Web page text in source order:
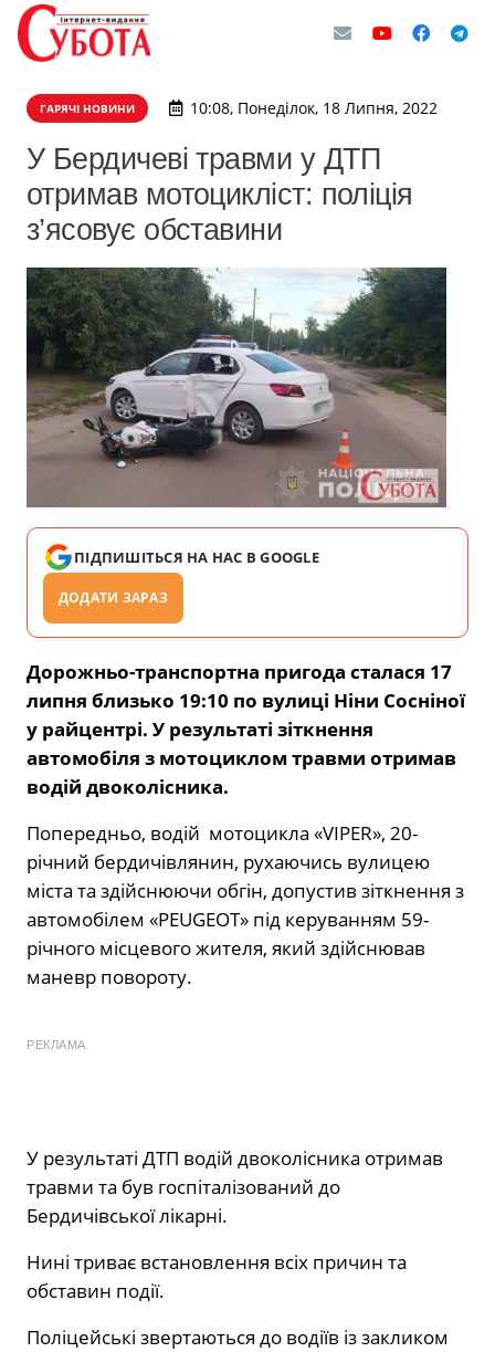
ГАРЯЧІ НОВИНИ 10:08, Понеділок, 18 Липня, 2022
У Бердичеві травми у ДТП
отримав мотоцикліст: поліція
з’ясовує обставини
ПІДПИШІТЬСЯ НА НАС В GOOGLE
ДОДАТИ ЗАРАЗ
Дорожньо-транспортна пригода сталася 17
липня близько 19:10 по вулиці Ніни Сосніної
у райцентрі. У результаті зіткнення
автомобіля з мотоциклом травми отримав
водій двоколісника.
Попередньо, водій мотоцикла «VIPER», 20-
річний бердичівлянин, рухаючись вулицею
міста та здійснюючи обгін, допустив зіткнення з
автомобілем «PEUGEOT» під керуванням 59-
річного місцевого жителя, який здійснював
маневр повороту.
РЕКЛАМА
У результаті ДТП водій двоколісника отримав
травми та був госпіталізований до
Бердичівської лікарні.
Нині триває встановлення всіх причин та
обставин події.
Поліцейські звертаються до водіїв із закликом